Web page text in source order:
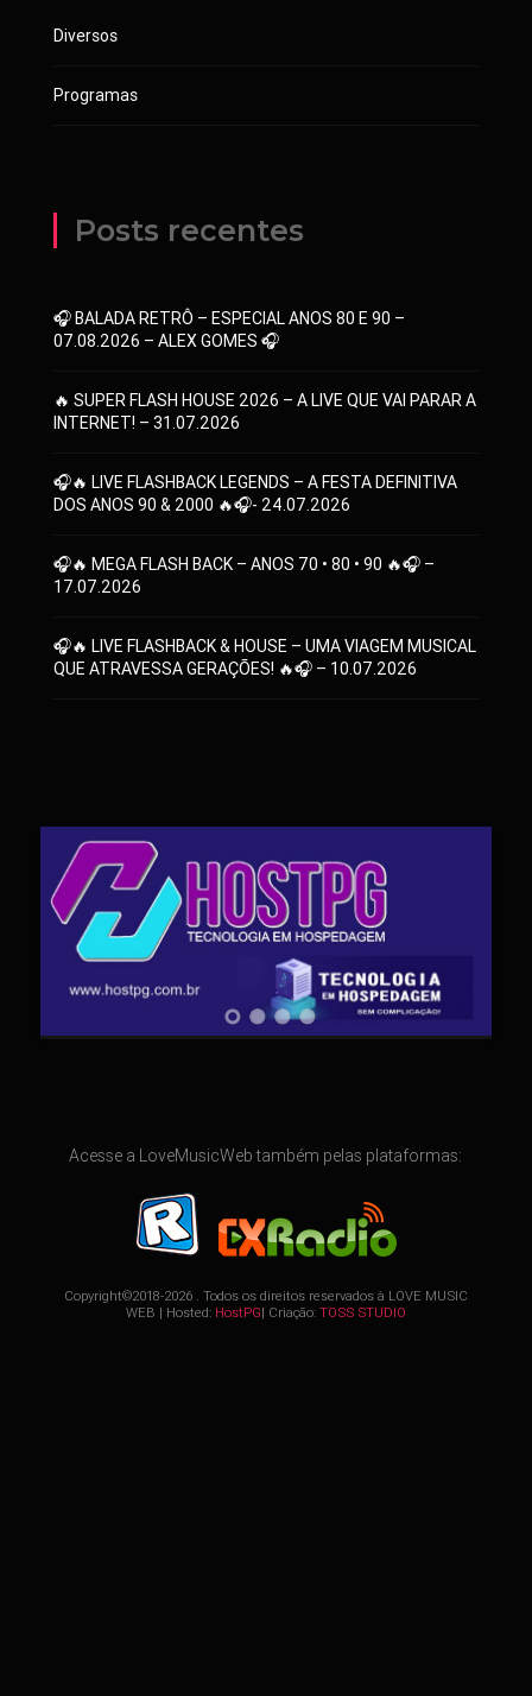
Diversos
Programas
Posts recentes
🎧 BALADA RETRÔ – ESPECIAL ANOS 80 E 90 –
07.08.2026 – ALEX GOMES 🎧
🔥 SUPER FLASH HOUSE 2026 – A LIVE QUE VAI PARAR A
INTERNET! – 31.07.2026
🎧🔥 LIVE FLASHBACK LEGENDS – A FESTA DEFINITIVA
DOS ANOS 90 & 2000 🔥🎧- 24.07.2026
🎧🔥 MEGA FLASH BACK – ANOS 70 • 80 • 90 🔥🎧 –
17.07.2026
🎧🔥 LIVE FLASHBACK & HOUSE – UMA VIAGEM MUSICAL
QUE ATRAVESSA GERAÇÕES! 🔥🎧 – 10.07.2026
Acesse a LoveMusicWeb também pelas plataformas:
Copyright©2018-2026 . Todos os direitos reservados à LOVE MUSIC
WEB | Hosted: HostPG| Criação: TOSS STUDIO